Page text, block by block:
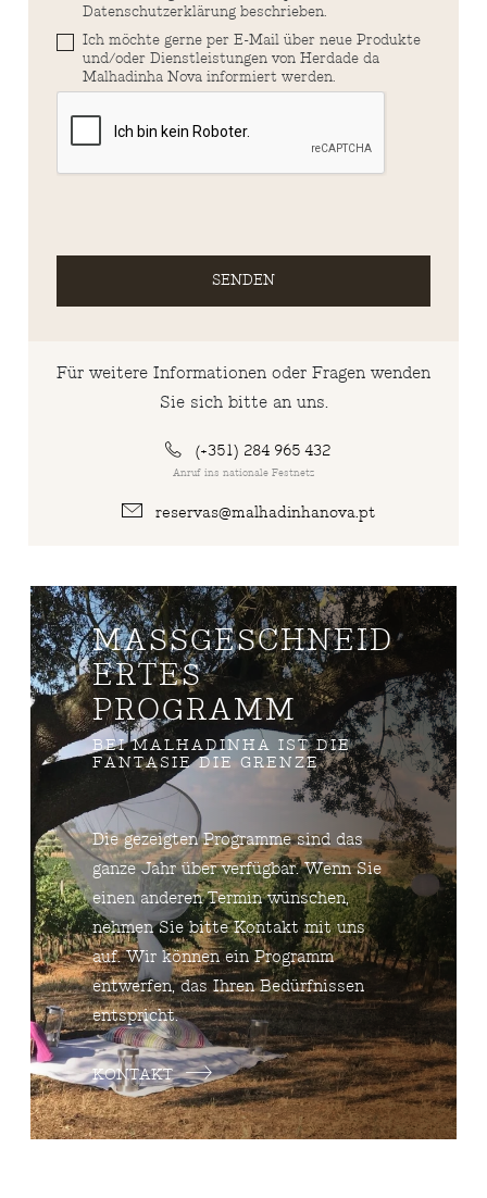
Datenschutzerklärung beschrieben.
Ich möchte gerne per E-Mail über neue Produkte
und/oder Dienstleistungen von Herdade da
Malhadinha Nova informiert werden.
SENDEN
Für weitere Informationen oder Fragen wenden
Sie sich bitte an uns.
(+351) 284 965 432
Anruf ins nationale Festnetz
reservas@malhadinhanova.pt
MASSGESCHNEIDE
RTES P
ROGRAMM
BEI MALHADINHA IST DIE
FANTASIE DIE GRENZE
Die gezeigten Programme sind das
ganze Jahr über verfügbar. Wenn Sie
einen anderen Termin wünschen,
nehmen Sie bitte Kontakt mit uns
auf. Wir können ein Programm
entwerfen, das Ihren Bedürfnissen
entspricht.
KONTAKT